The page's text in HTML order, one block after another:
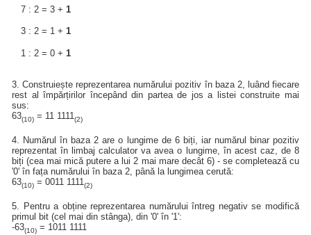
7 : 2 = 3 + 1
3 : 2 = 1 + 1
1 : 2 = 0 + 1
3. Construiește reprezentarea numărului pozitiv în baza 2, luând fiecare
rest al împărțirilor începând din partea de jos a listei construite mai
sus:
63(10) = 11 1111(2)
4. Numărul în baza 2 are o lungime de 6 biți, iar numărul binar pozitiv
reprezentat în limbaj calculator va avea o lungime, în acest caz, de 8
biți (cea mai mică putere a lui 2 mai mare decât 6) - se completează cu
'0' în fața numărului în baza 2, până la lungimea cerută:
63(10) = 0011 1111(2)
5. Pentru a obține reprezentarea numărului întreg negativ se modifică
primul bit (cel mai din stânga), din '0' în '1':
-63(10) = 1011 1111